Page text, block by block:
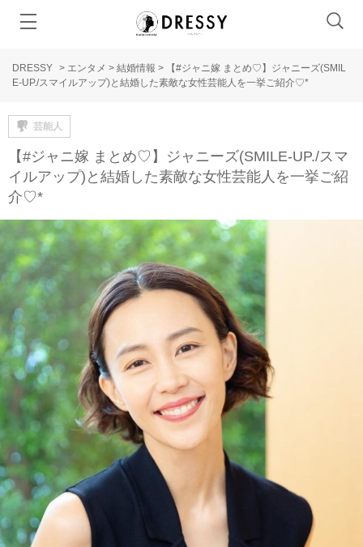
DRESSY > エンタメ > 結婚情報 >
【#ジャニ嫁 まとめ♡】ジャニーズ(SMIL
E-UP./スマイルアップ)と結婚した素敵な女性芸能人を一挙ご紹介♡*
芸能人
【#ジャニ嫁 まとめ♡】ジャニーズ(SMILE-UP./スマ
イルアップ)と結婚した素敵な女性芸能人を一挙ご紹
介♡*